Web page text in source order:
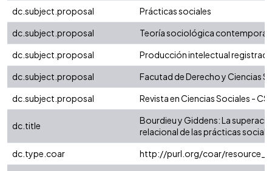
dc.subject.proposal
Prácticas sociales
dc.subject.proposal
Teoría sociológica
dc.subject.proposal
Producción intelectual
dc.subject.proposal
Facutad de Derecho y Ciencias
dc.subject.proposal
Revista en Ciencias Sociales - CS
dc.title
Bourdieu y Giddens: La
relacional de las prácticas
dc.type.coar
http://purl.org/coar/